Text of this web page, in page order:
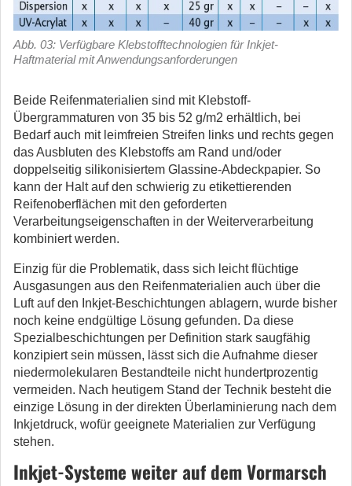
Abb. 03: Verfügbare Klebstofftechnologien für Inkjet-
Haftmaterial mit Anwendungsanforderungen
Beide Reifenmaterialien sind mit Klebstoff-
Übergrammaturen von 35 bis 52 g/m2 erhältlich, bei
Bedarf auch mit leimfreien Streifen links und rechts gegen
das Ausbluten des Klebstoffs am Rand und/oder
doppelseitig silikonisiertem Glassine-Abdeckpapier. So
kann der Halt auf den schwierig zu etikettierenden
Reifenoberflächen mit den geforderten
Verarbeitungseigenschaften in der Weiterverarbeitung
kombiniert werden.
Einzig für die Problematik, dass sich leicht flüchtige
Ausgasungen aus den Reifenmaterialien auch über die
Luft auf den Inkjet-Beschichtungen ablagern, wurde bisher
noch keine endgültige Lösung gefunden. Da diese
Spezialbeschichtungen per Definition stark saugfähig
konzipiert sein müssen, lässt sich die Aufnahme dieser
niedermolekularen Bestandteile nicht hundertprozentig
vermeiden. Nach heutigem Stand der Technik besteht die
einzige Lösung in der direkten Überlaminierung nach dem
Inkjetdruck, wofür geeignete Materialien zur Verfügung
stehen.
Inkjet-Systeme weiter auf dem Vormarsch